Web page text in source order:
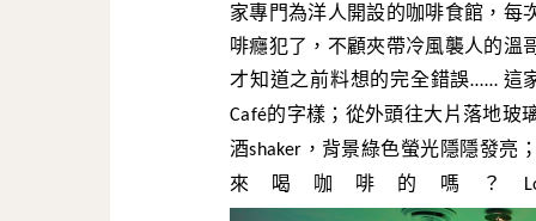
家專門為洋人開設的咖啡食館，每
啡癮犯了，不顧夾帶冷風襲人的溫
才知道之前料想的完全錯誤…… 這
Café的字樣；從外頭往大片落地玻
酒shaker ，背景綠色螢光隱隱發亮
來喝咖啡的嗎？